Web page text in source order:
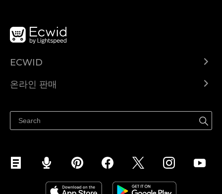
ECWID
도움말 센터
온라인 판매
페이스북에서 판매하기
인스타그램에서 판매하기